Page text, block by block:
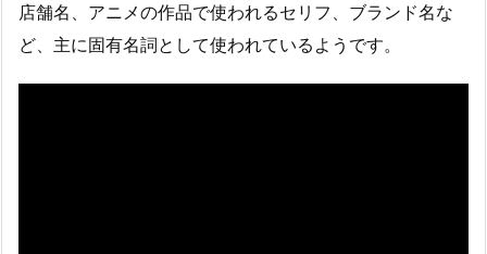
店舗名、アニメの作品で使われるセリフ、ブランド名な
ど、主に固有名詞として使われているようです。